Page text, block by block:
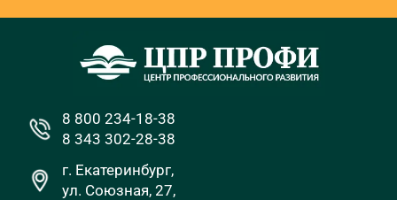
8 800 234-18-38
8 343 302-28-38
г. Екатеринбург,
ул. Союзная, 27,